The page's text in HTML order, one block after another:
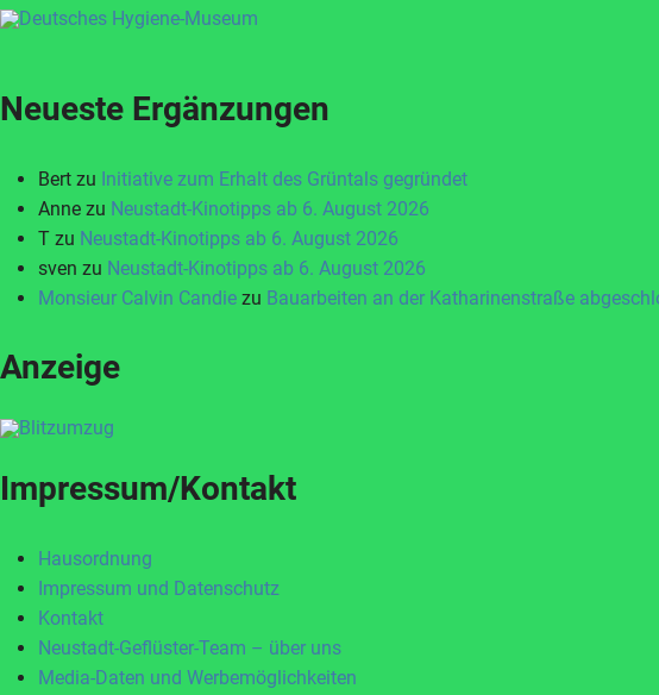
Neueste Ergänzungen
Bert zu Initiative zum Erhalt des Grüntals gegründet
Anne zu Neustadt-Kinotipps ab 6. August 2026
T zu Neustadt-Kinotipps ab 6. August 2026
sven zu Neustadt-Kinotipps ab 6. August 2026
Monsieur Calvin Candie zu Bauarbeiten an der Katharinenstraße
Anzeige
Impressum/Kontakt
Hausordnung
Impressum und Datenschutz
Kontakt
Neustadt-Geflüster-Team – über uns
Media-Daten und Werbemöglichkeiten